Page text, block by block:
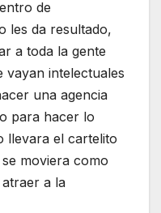
de
les da resultado,
a toda la gente
intelectuales
una agencia
para hacer lo
llevara el cartelito
moviera como
a la